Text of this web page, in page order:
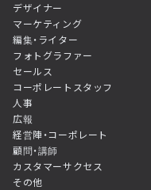
デザイナー
マーケティング
編集・ライター
フォトグラファー
セールス
コーポレートスタッフ
人事
広報
経営陣・コーポレート
顧問・講師
カスタマーサクセス
その他